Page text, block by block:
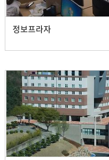
정보프라자